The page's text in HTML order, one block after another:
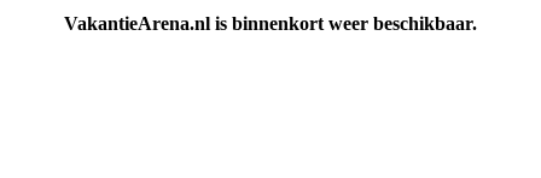
VakantieArena.nl is binnenkort weer beschikbaar.